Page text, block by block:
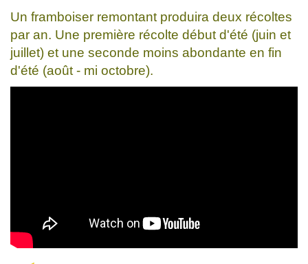
Un framboiser remontant produira deux récoltes
par an. Une première récolte début d'été (juin et
juillet) et une seconde moins abondante en fin
d'été (août - mi octobre).